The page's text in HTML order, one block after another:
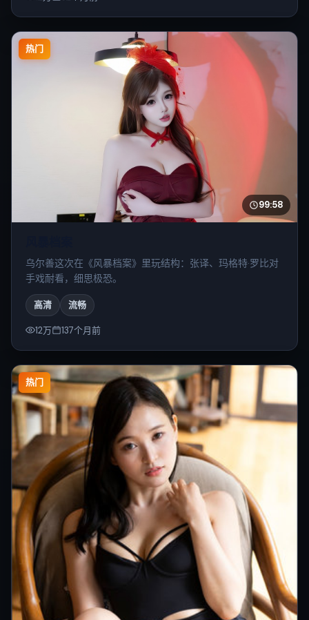
热门
99:58
乌尔善这次在《风暴档案》里玩结构：张译、玛格特·罗比对
手戏耐看，细思极恐。
高清 流畅
12万 137个月前
热门